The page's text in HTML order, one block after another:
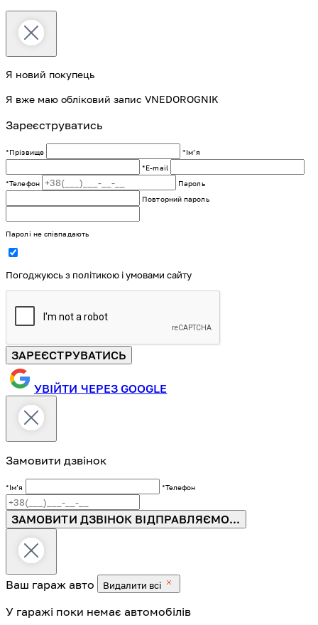
Я новий покупець
Я вже маю обліковий запис VNEDOROGNIK
Зареєструватись
*Прізвище
*Імʼя
*E-mail
*Телефон
Пароль
Повторний пароль
Паролі не співпадають
Погоджуюсь з політикою і умовами сайту
ЗАРЕЄСТРУВАТИСЬ
УВІЙТИ ЧЕРЕЗ GOOGLE
Замовити дзвінок
*Імʼя *Телефон
ЗАМОВИТИ ДЗВІНОК ВІДПРАВЛЯЄМО...
Ваш гараж авто Видалити всі
У гаражі поки немає автомобілів